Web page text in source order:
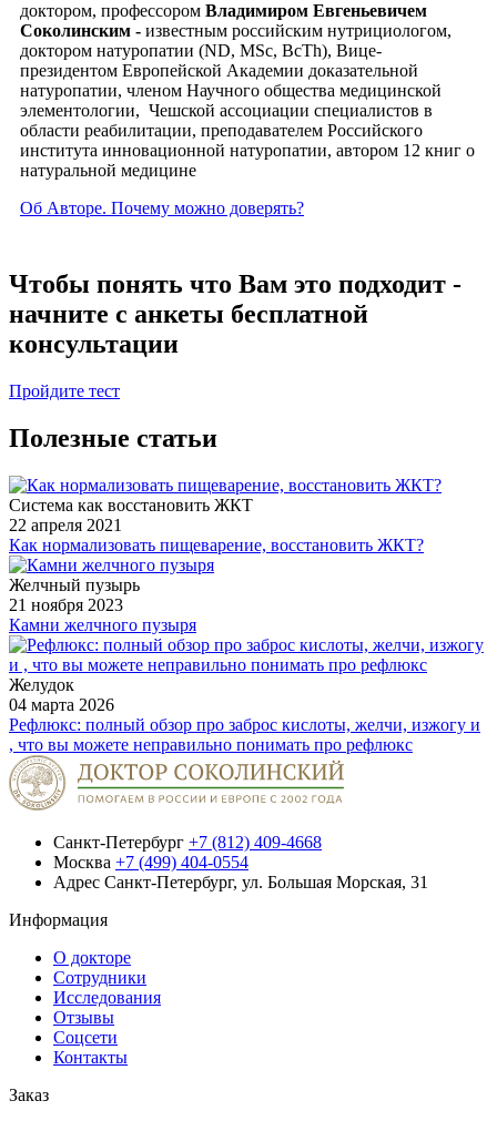
доктором, профессором Владимиром Евгеньевичем
Соколинским - известным российским нутрициологом,
доктором натуропатии (ND, MSc, ВсTh), Вице-
президентом Европейской Академии доказательной
натуропатии, членом Научного общества медицинской
элементологии, Чешской ассоциации специалистов в
области реабилитации, преподавателем Российского
института инновационной натуропатии, автором 12 книг о
натуральной медицине
Об Авторе. Почему можно доверять?
Чтобы понять что Вам это подходит -
начните с анкеты бесплатной
консультации
Пройдите тест
Полезные статьи
Система как восстановить ЖКТ
22 апреля 2021
Как нормализовать пищеварение, восстановить ЖКТ?
Желчный пузырь
21 ноября 2023
Камни желчного пузыря
Желудок
04 марта 2026
Рефлюкс: полный обзор про заброс кислоты, желчи, изжогу и
, что вы можете неправильно понимать про рефлюкс
Санкт-Петербург +7 (812) 409-4668
Москва +7 (499) 404-0554
Адрес Санкт-Петербург, ул. Большая Морская, 31
Информация
О докторе
Сотрудники
Исследования
Отзывы
Соцсети
Контакты
Заказ